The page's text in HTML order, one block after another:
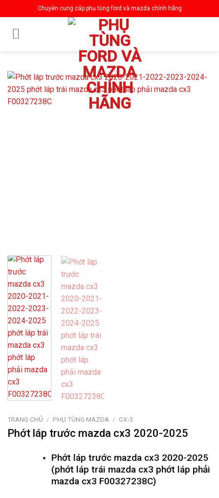
to
content
Chuyên cung cấp phụ tùng ford và mazda chính hãng
TRANG CHỦ / PHỤ TÙNG MAZDA / CX-3
Phớt láp trước mazda cx3 2020-2025
Phớt láp trước mazda cx3 2020-2025
(phớt láp trái mazda cx3 phớt láp phải
mazda cx3 F00327238C)